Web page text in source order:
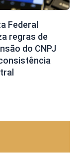
Federal
regras de
do CNPJ